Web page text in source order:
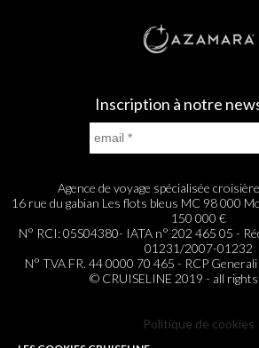
Inscription à notre
Agence de voyage spécialisée
16 rue du gabian Les flots bleus MC 98 000
150 000 €
N° RCI: 05S04380- IATA n° 202 465 05 -
01231/2007-01232
N° TVA FR. 44 0000 70 465 - RCP
© CRUISELINE 2019 - all
Politique de cookies